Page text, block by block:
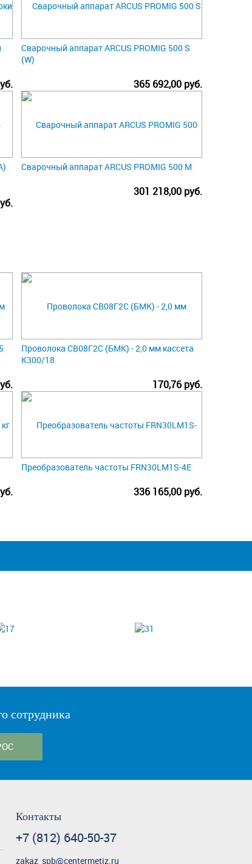
Сварочный аппарат ARCUS PROMIG 500 S
(W)
365 692,00 руб.
Сварочный аппарат ARCUS PROMIG 500 M
301 218,00 руб.
Проволока СВ08Г2С (БМК) - 2,0 мм кассета
К300/18
170,76 руб.
Преобразователь частоты FRN30LM1S-4E
336 165,00 руб.
сотрудника
Контакты
+7 (812) 640-50-37
zakaz_spb@centermetiz.ru